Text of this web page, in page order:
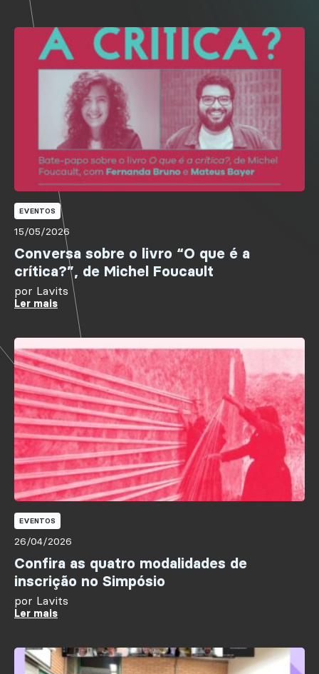
EVENTOS
15/05/2026
Conversa sobre o livro “O que é a
crítica?”, de Michel Foucault
por Lavits
Ler mais
EVENTOS
26/04/2026
Confira as quatro modalidades de
inscrição no Simpósio
por Lavits
Ler mais